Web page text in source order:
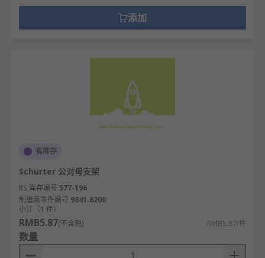
添加
有库存
Schurter 公对母支架
RS 库存编号 577-196
制造商零件编号 9841.6200
小计（1 件）
RMB5.87(不含税) RMB5.87/件
数量